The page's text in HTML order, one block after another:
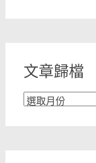
文章歸檔
文